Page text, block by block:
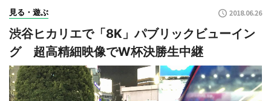
見る・遊ぶ 2018.06.26
渋谷ヒカリエで「8K」パブリックビューイン
グ 超高精細映像でW杯決勝生中継